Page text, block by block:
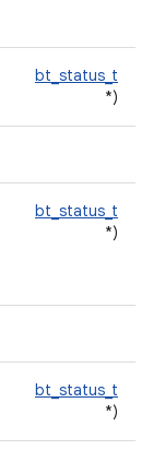
bt_status_t
(*
bt_status_t
(*
bt_status_t
(*